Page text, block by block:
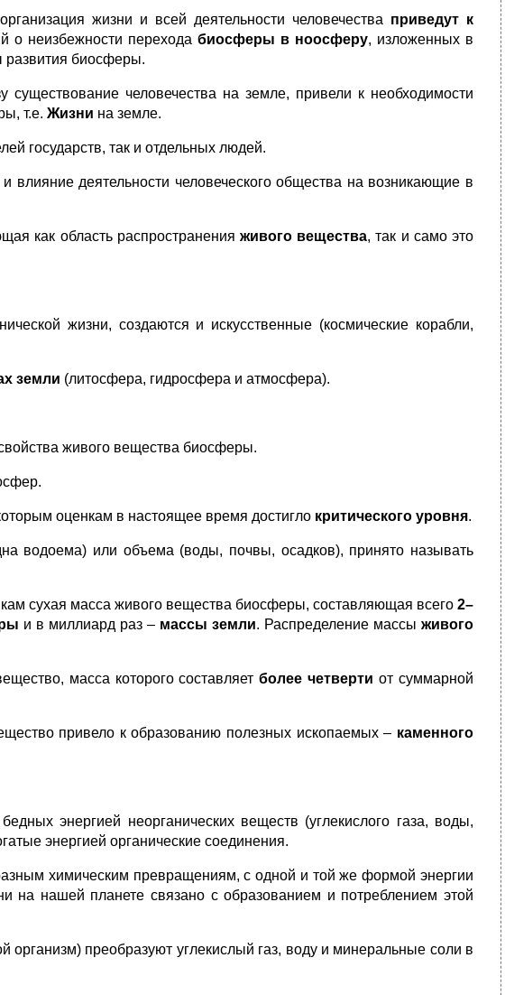
жизни и всей деятельности человечества приведут к
о неизбежности перехода биосферы в ноосферу, изложенных в
развития биосферы.
человечества на земле, привели к необходимости
т.е. Жизни на земле.
государств, так и отдельных людей.
деятельности человеческого общества на возникающие в
как область распространения живого вещества, так и само это
жизни, создаются и искусственные (космические корабли,
земли (литосфера, гидросфера и атмосфера).
живого вещества биосферы.
оценкам в настоящее время достигло критического уровня.
водоема) или объема (воды, почвы, осадков), принято называть
сухая масса живого вещества биосферы, составляющая всего 2–
и в миллиард раз – массы земли. Распределение массыживого
масса которого составляетболее четверти от суммарной
привело к образованию полезных ископаемых – каменного
энергией неорганических веществ (углекислого газа, воды,
энергией органические соединения.
химическим превращениям, с одной и той же формой энергии
на нашей планете связано с образованием и потреблением этой
организм) преобразуют углекислый газ, воду и минеральные соли в